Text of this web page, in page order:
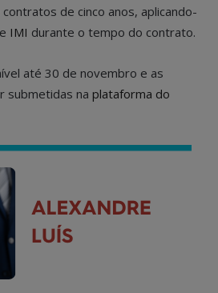
de cinco anos, aplicando-
IMI durante o tempo do contrato.
até 30 de novembro e as
submetidas na plataforma do